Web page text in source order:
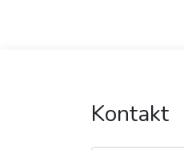
Kontakt